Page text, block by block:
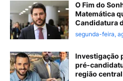
O Fim do
Matemática
Candidatura
segunda-feira,
Investigação
pré-
região central